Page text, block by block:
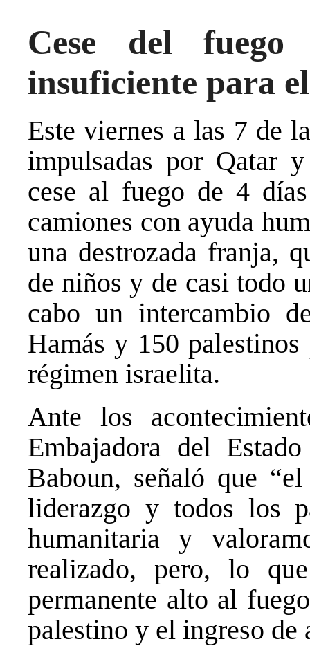
Cese del
insuficiente para
Este viernes a las 7 de
impulsadas por Qatar
cese al fuego de 4
camiones con ayuda
una destrozada franja,
de niños y de casi todo
cabo un intercambio
Hamás y 150
régimen israelita.
Ante los
Embajadora del
Baboun, señaló que
liderazgo y todos los
humanitaria y
realizado, pero, lo
permanente alto al
palestino y el ingreso